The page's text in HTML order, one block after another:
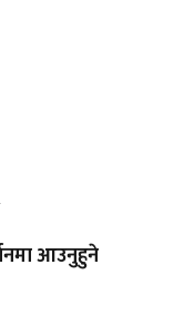
आउनुहुने